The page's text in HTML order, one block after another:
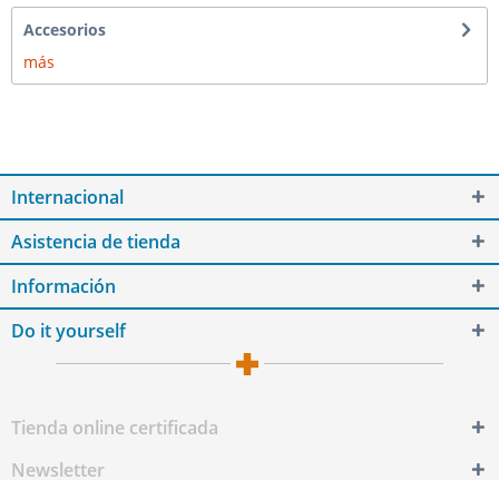
Accesorios
más
Internacional
Asistencia de tienda
Información
Do it yourself
Tienda online certificada
Newsletter